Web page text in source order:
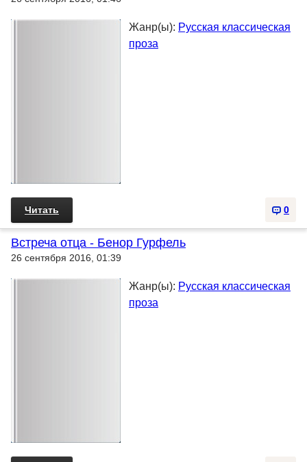
Жанр(ы): Русская классическая
проза
0
Читать
Встреча отца - Бенор Гурфель
26 сентября 2016, 01:39
Жанр(ы): Русская классическая
проза